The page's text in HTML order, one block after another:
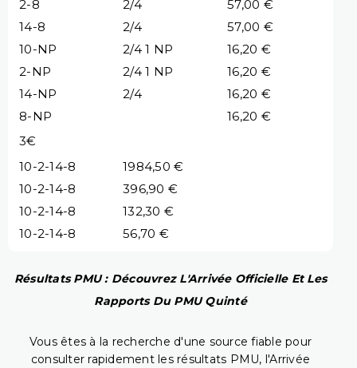
2-8
2/4
57,00 €
14-8
2/4
57,00 €
10-NP
2/4 1 NP
16,20 €
2-NP
2/4 1 NP
16,20 €
14-NP
2/4
16,20 €
8-NP
16,20 €
3€
10-2-14-8
1984,50 €
10-2-14-8
396,90 €
10-2-14-8
132,30 €
10-2-14-8
56,70 €
Résultats PMU : Découvrez L'Arrivée Officielle Et Les
Rapports Du PMU Quinté
Vous êtes à la recherche d'une source fiable pour
consulter rapidement les résultats PMU, l'Arrivée